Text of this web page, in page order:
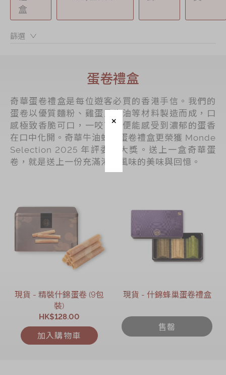
盒
篩選：
蛋卷禮盒
奇華蛋卷禮盒是每位遊客必買的香港手信。我們的
蛋卷以優質麵粉、雞蛋及牛油等材料製造而成，口
感極致香脆可口，一咬下去便能感受到濃郁的蛋香
在口中化開。奇華牛油蜂巢蛋卷禮盒更榮獲 Monde
Selection 2025 年評委會大獎。送上一盒奇華蛋
卷，就是送上一份充滿港式風味的美味與回憶。
現貨 - 精裝什錦蛋卷 (9包
裝)
HK$128.00
加入購物車
現貨 - 什錦蜂巢蛋卷禮盒
售罄